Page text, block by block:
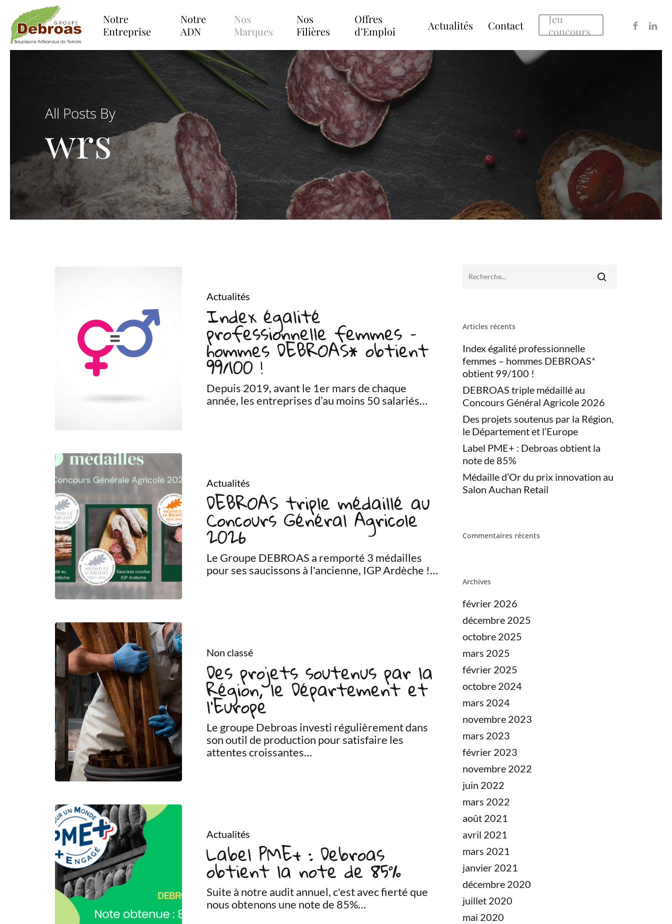
main
content
Notre
Entreprise
Notre
ADN
Nos
Marques
Nos
Filières
Offres
d’Emploi
Actualités Contact
Jeu
concours
facebook
All Posts By
wrs
Actualités
Index égalité
professionnelle femmes –
hommes DEBROAS* obtient
99/100 !
Depuis 2019, avant le 1er mars de chaque
année, les entreprises d’au moins 50 salariés…
Actualités
DEBROAS triple médaillé au
Concours Général Agricole
2026
Le Groupe DEBROAS a remporté 3 médailles
pour ses saucissons à l'ancienne, IGP Ardèche !…
Non classé
Des projets soutenus par la
Région, le Département et
l’Europe
Le groupe Debroas investi régulièrement dans
son outil de production pour satisfaire les
attentes croissantes…
Actualités
Label PME+ : Debroas
obtient la note de 85%
Suite à notre audit annuel, c'est avec fierté que
nous obtenons une note de 85%…
Articles récents
Index égalité professionnelle
femmes – hommes DEBROAS*
obtient 99/100 !
DEBROAS triple médaillé au
Concours Général Agricole 2026
Des projets soutenus par la Région,
le Département et l’Europe
Label PME+ : Debroas obtient la
note de 85%
Médaille d’Or du prix innovation au
Salon Auchan Retail
Commentaires récents
Archives
février 2026
décembre 2025
octobre 2025
mars 2025
février 2025
octobre 2024
mars 2024
novembre 2023
mars 2023
février 2023
novembre 2022
juin 2022
mars 2022
août 2021
avril 2021
mars 2021
janvier 2021
décembre 2020
juillet 2020
mai 2020